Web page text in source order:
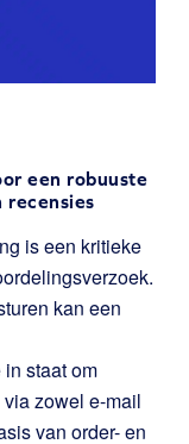
een robuuste
recensies
is een kritieke
kan een
staat om
zowel e-mail
van order- en